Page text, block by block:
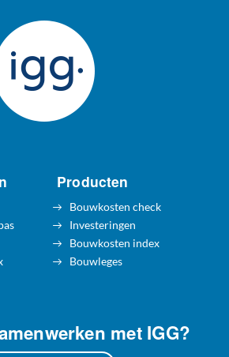
Producten
Bouwkosten check
Investeringen
Bouwkosten index
Bouwleges
met IGG?